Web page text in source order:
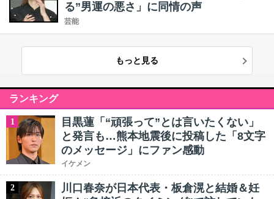
る”男運の悪さ」に同情の声
芸能
もっと見る
ランキング
1
目黒蓮「“頑張って”とは言いたくない」
と発言も…熊本地震後に投稿した「8文字
のメッセージ」にファン感動
イケメン
2
川口春奈が日本代表・板倉滉と結婚＆妊